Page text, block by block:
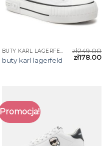
BUTY KARL LAGERFELD
buty karl lagerfeld
zł249.00
zł178.00
Promocja!